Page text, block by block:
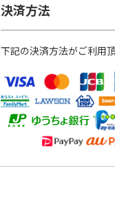
決済方法
下記の決済方法がご利用頂